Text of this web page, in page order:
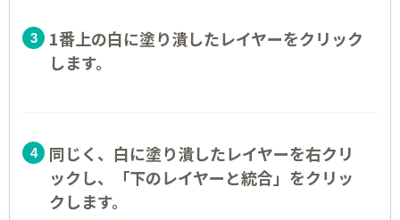
1番上の白に塗り潰したレイヤーをクリック
します。
同じく、白に塗り潰したレイヤーを右クリ
ックし、「下のレイヤーと統合」をクリッ
クします。